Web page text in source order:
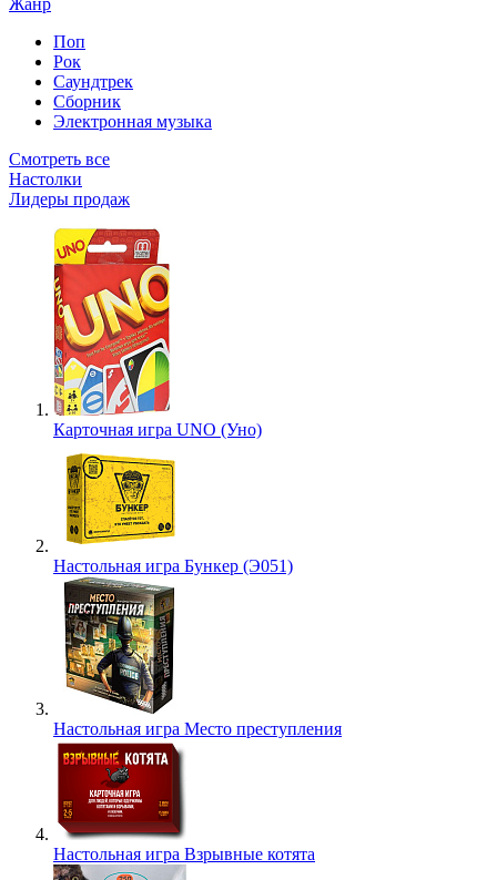
Жанр
Поп
Рок
Саундтрек
Сборник
Электронная музыка
Смотреть все
Настолки
Лидеры продаж
Карточная игра UNO (Уно)
Настольная игра Бункер (Э051)
Настольная игра Место преступления
Настольная игра Взрывные котята